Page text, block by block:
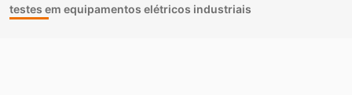
testes em equipamentos elétricos industriais